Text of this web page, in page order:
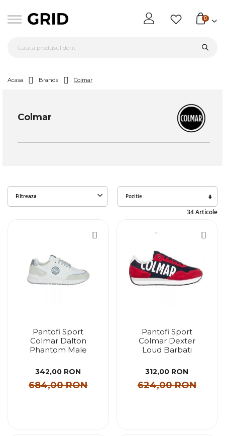
0
Acasa Brands Colmar
Colmar
Filtreaza
34Articole
Pantofi Sport
Colmar Dalton
Phantom Male
342,00 RON
684,00 RON
Pantofi Sport
Colmar Dexter
Loud Barbati
312,00 RON
624,00 RON